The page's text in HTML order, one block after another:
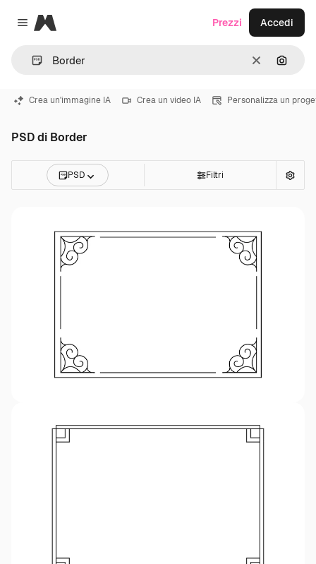
Close menu
Magnific
CancellaCerca
Prezzi Accedi
Crea un'immagine IA Crea un video IA Personalizza un
PSD di Border
PSD Filtri